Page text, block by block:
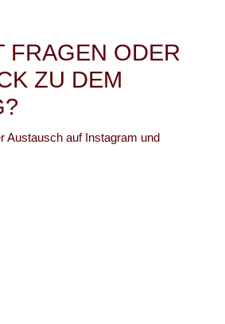
FRAGEN ODER
ZU DEM
Austausch auf Instagram und